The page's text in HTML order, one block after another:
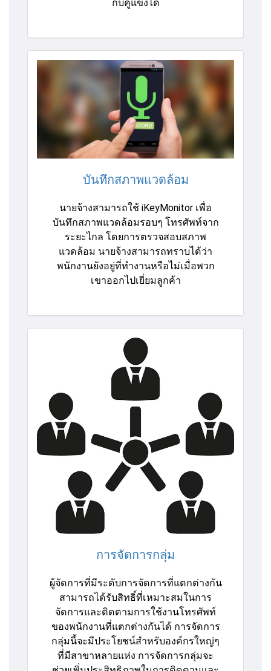
กับคู่แข่งได้
บันทึกสภาพแวดล้อม
นายจ้างสามารถใช้ iKeyMonitor เพื่อ
บันทึกสภาพแวดล้อมรอบๆ โทรศัพท์จาก
ระยะไกล โดยการตรวจสอบสภาพ
แวดล้อม นายจ้างสามารถทราบได้ว่า
พนักงานยังอยู่ที่ทำงานหรือไม่เมื่อพวก
เขาออกไปเยี่ยมลูกค้า
การจัดการกลุ่ม
ผู้จัดการที่มีระดับการจัดการที่แตกต่างกัน
สามารถได้รับสิทธิ์ที่เหมาะสมในการ
จัดการและติดตามการใช้งานโทรศัพท์
ของพนักงานที่แตกต่างกันได้ การจัดการ
กลุ่มนี้จะมีประโยชน์สำหรับองค์กรใหญ่ๆ
ที่มีสาขาหลายแห่ง การจัดการกลุ่มจะ